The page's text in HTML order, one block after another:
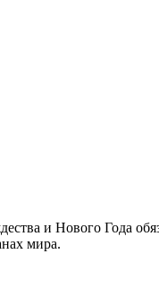
и Нового Года
мира.